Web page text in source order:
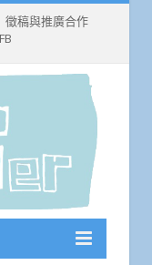
徵稿與推廣合作